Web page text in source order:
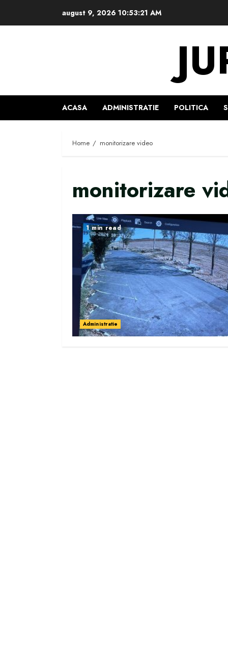
august 9, 2026 10:53:21 AM
ACASA ADMINISTRATIE POLITICA
Home monitorizare video
monitorizare
1 min read
Administratie